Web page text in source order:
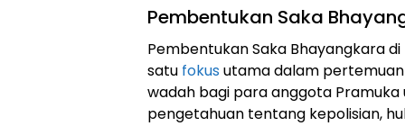
Pembentukan Saka
Pembentukan Saka Bhayangkara
satu fokus utama dalam pertemuan
wadah bagi para anggota
pengetahuan tentang kepolisian,